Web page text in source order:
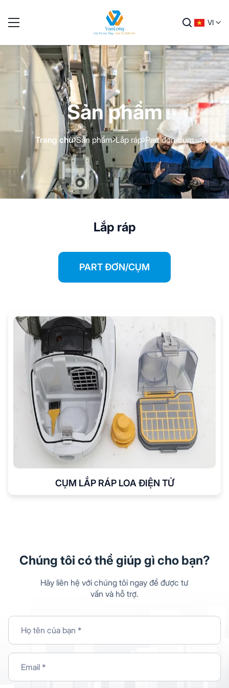
VI
Sản phẩm
Trang chủ Sản phẩm Lắp ráp Part đơn/cụm
Lắp ráp
PART ĐƠN/CỤM
CỤM LẮP RÁP LOA ĐIỆN TỬ
Chúng tôi có thể giúp gì cho bạn?
Hãy liên hệ với chúng tôi ngay để được tư
vấn và hỗ trợ.